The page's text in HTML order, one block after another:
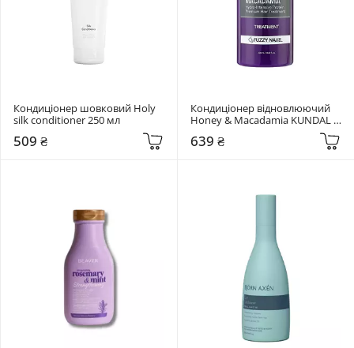
Кондиціонер шовковий Holy
silk conditioner 250 мл
509 ₴
Кондиціонер відновлюючий
Honey & Macadamia KUNDAL
639 ₴